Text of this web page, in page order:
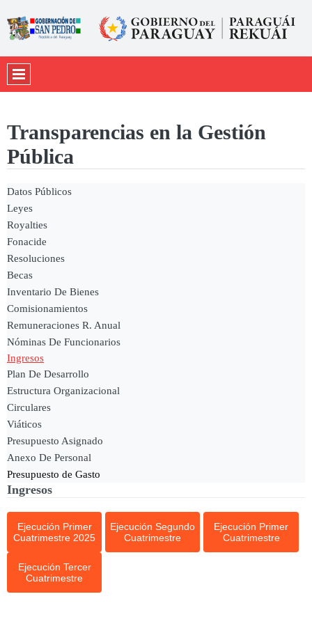
Transparencias en la Gestión
Pública
Datos Públicos
Leyes
Royalties
Fonacide
Resoluciones
Becas
Inventario De Bienes
Comisionamientos
Remuneraciones R. Anual
Nóminas De Funcionarios
Ingresos
Plan De Desarrollo
Estructura Organizacional
Circulares
Viáticos
Presupuesto Asignado
Anexo De Personal
Presupuesto de Gasto
Ingresos
Ejecución Primer
Cuatrimestre 2025
Ejecución Tercer
Cuatrimestre
Ejecución Segundo
Cuatrimestre
Ejecución Primer
Cuatrimestre